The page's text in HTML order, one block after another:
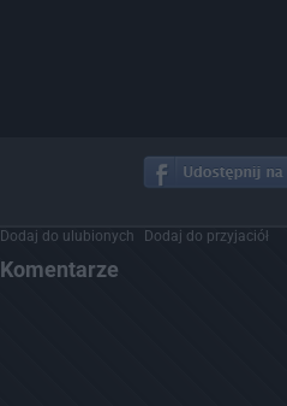
Dodaj do ulubionych Dodaj do przyjaciół
Komentarze